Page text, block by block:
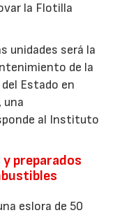
la Flotilla
unidades será la
de la
Estado en
una
al Instituto
preparados
eslora de 50